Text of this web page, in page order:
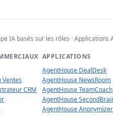
IA basés sur les rôles · Applications
Ventes
CRM
APPLICATIONS
AgentHouse DealDesk
AgentHouse NewsRoom
AgentHouse TeamCoach
AgentHouse
AgentHouse Anonymizer